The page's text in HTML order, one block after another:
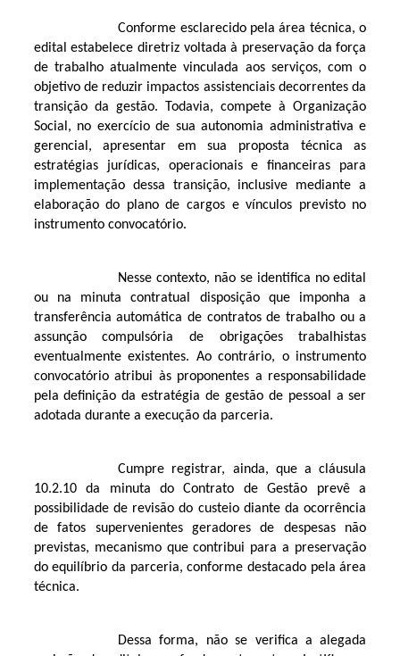
Conforme esclarecido pela área técnica, o
edital estabelece diretriz voltada à preservação da força
de trabalho atualmente vinculada aos serviços, com o
objetivo de reduzir impactos assistenciais decorrentes da
transição da gestão. Todavia, compete à Organização
Social, no exercício de sua autonomia administrativa e
gerencial, apresentar em sua proposta técnica as
estratégias jurídicas, operacionais e financeiras para
implementação dessa transição, inclusive mediante a
elaboração do plano de cargos e vínculos previsto no
instrumento convocatório.
Nesse contexto, não se identifica no edital
ou na minuta contratual disposição que imponha a
transferência automática de contratos de trabalho ou a
assunção compulsória de obrigações trabalhistas
eventualmente existentes. Ao contrário, o instrumento
convocatório atribui às proponentes a responsabilidade
pela definição da estratégia de gestão de pessoal a ser
adotada durante a execução da parceria.
Cumpre registrar, ainda, que a cláusula
10.2.10 da minuta do Contrato de Gestão prevê a
possibilidade de revisão do custeio diante da ocorrência
de fatos supervenientes geradores de despesas não
previstas, mecanismo que contribui para a preservação
do equilíbrio da parceria, conforme destacado pela área
técnica.
Dessa forma, não se verifica a alegada